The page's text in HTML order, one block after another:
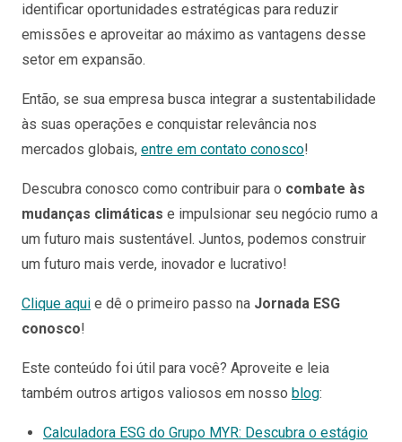
identificar oportunidades estratégicas para reduzir
emissões e aproveitar ao máximo as vantagens desse
setor em expansão.
Então, se sua empresa busca integrar a sustentabilidade
às suas operações e conquistar relevância nos
mercados globais, entre em contato conosco!
Descubra conosco como contribuir para o combate às
mudanças climáticas e impulsionar seu negócio rumo a
um futuro mais sustentável. Juntos, podemos construir
um futuro mais verde, inovador e lucrativo!
Clique aqui e dê o primeiro passo na Jornada ESG
conosco!
Este conteúdo foi útil para você? Aproveite e leia
também outros artigos valiosos em nosso blog:
Calculadora ESG do Grupo MYR: Descubra o estágio